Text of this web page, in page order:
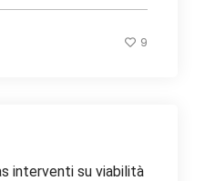
9
interventi su viabilità